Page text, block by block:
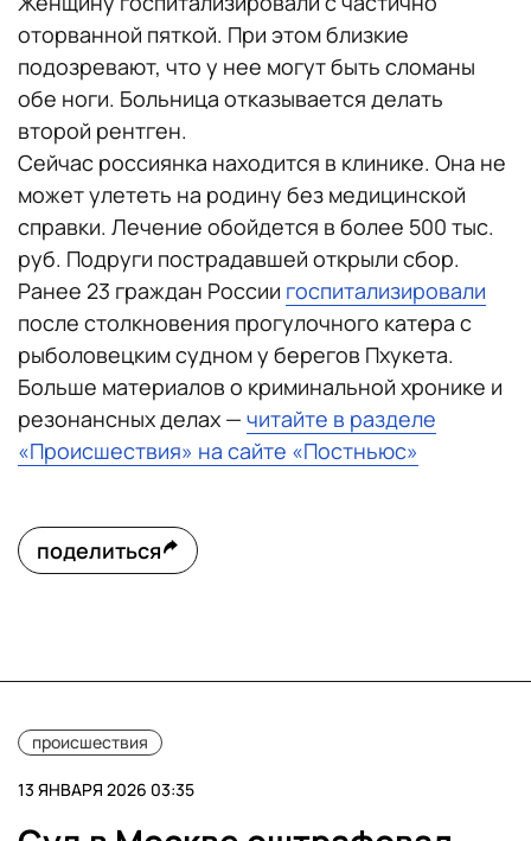
оторванной пяткой. При этом близкие
подозревают, что у нее могут быть сломаны
обе ноги. Больница отказывается делать
второй рентген.
Сейчас россиянка находится в клинике. Она не
может улететь на родину без медицинской
справки. Лечение обойдется в более 500 тыс.
руб. Подруги пострадавшей открыли сбор.
Ранее 23 граждан России госпитализировали
после столкновения прогулочного катера с
рыболовецким судном у берегов Пхукета.
Больше материалов о криминальной хронике и
резонансных делах — читайте в разделе
«Происшествия» на сайте «Постньюс»
поделиться
происшествия
13 ЯНВАРЯ 2026 03:35